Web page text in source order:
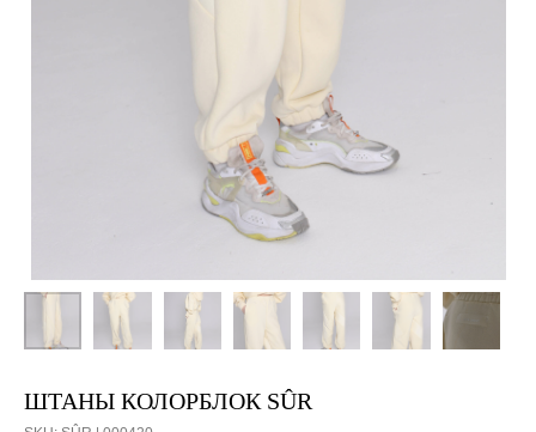
ШТАНЫ КОЛОРБЛОК SÛR